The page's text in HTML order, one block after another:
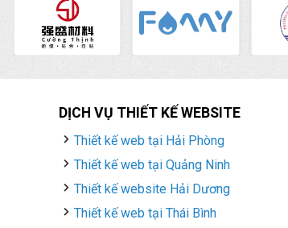
DỊCH VỤ THIẾT KẾ WEBSITE
Thiết kế web tại Hải Phòng
Thiết kế web tại Quảng Ninh
Thiết kế website Hải Dương
Thiết kế web tại Thái Bình